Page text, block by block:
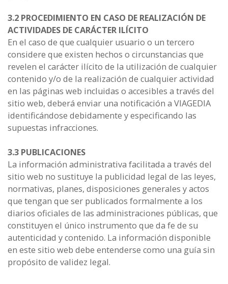
3.2 PROCEDIMIENTO EN CASO DE REALIZACIÓN DE
ACTIVIDADES DE CARÁCTER ILÍCITO
En el caso de que cualquier usuario o un tercero
considere que existen hechos o circunstancias que
revelen el carácter ilícito de la utilización de cualquier
contenido y/o de la realización de cualquier actividad
en las páginas web incluidas o accesibles a través del
sitio web, deberá enviar una notificación a VIAGEDIA
identificándose debidamente y especificando las
supuestas infracciones.
3.3 PUBLICACIONES
La información administrativa facilitada a través del
sitio web no sustituye la publicidad legal de las leyes,
normativas, planes, disposiciones generales y actos
que tengan que ser publicados formalmente a los
diarios oficiales de las administraciones públicas, que
constituyen el único instrumento que da fe de su
autenticidad y contenido. La información disponible
en este sitio web debe entenderse como una guía sin
propósito de validez legal.